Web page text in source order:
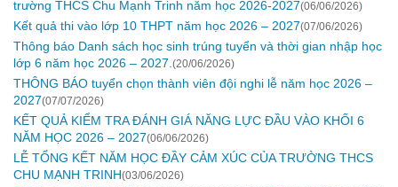
trường THCS Chu Mạnh Trinh năm học 2026-2027(06/06/2026)
Kết quả thi vào lớp 10 THPT năm học 2026 – 2027(07/06/2026)
Thông báo Danh sách học sinh trúng tuyển và thời gian nhập học
lớp 6 năm học 2026 – 2027. (20/06/2026)
THÔNG BÁO tuyển chọn thành viên đội nghi lễ năm học 2026 –
2027(07/07/2026)
KẾT QUẢ KIỂM TRA ĐÁNH GIÁ NĂNG LỰC ĐẦU VÀO KHỐI 6
NĂM HỌC 2026 – 2027(06/06/2026)
LỄ TỔNG KẾT NĂM HỌC ĐẦY CẢM XÚC CỦA TRƯỜNG THCS
CHU MẠNH TRINH(03/06/2026)